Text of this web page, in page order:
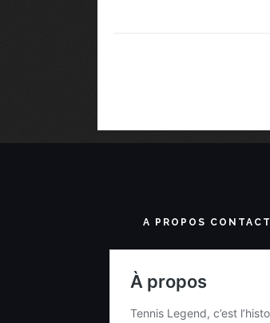
A PROPOS CONTACT